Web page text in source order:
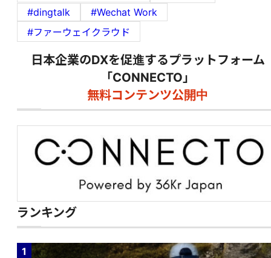
#dingtalk
#Wechat Work
#ファーウェイクラウド
日本企業のDXを促進するプラットフォーム
「CONNECTO」
無料コンテンツ公開中
ランキング
1